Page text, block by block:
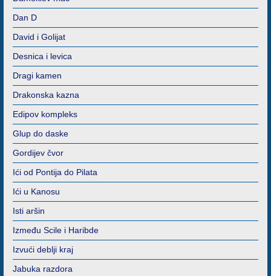
Dan D
David i Golijat
Desnica i levica
Dragi kamen
Drakonska kazna
Edipov kompleks
Glup do daske
Gordijev čvor
Ići od Pontija do Pilata
Ići u Kanosu
Isti aršin
Između Scile i Haribde
Izvući deblji kraj
Jabuka razdora